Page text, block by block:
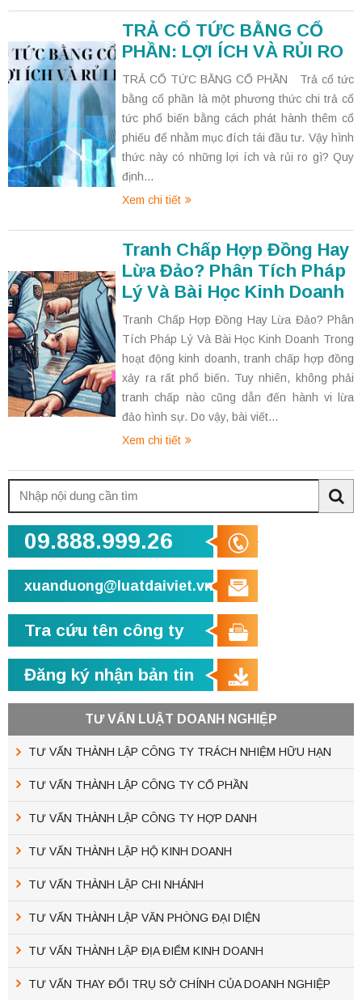
TRẢ CỔ TỨC BẰNG CỔ
PHẦN: LỢI ÍCH VÀ RỦI RO
TRẢ CỔ TỨC BẰNG CỔ PHẦN Trả cổ tức
bằng cổ phần là một phương thức chi trả cổ
tức phổ biến bằng cách phát hành thêm cổ
phiếu để nhằm mục đích tái đầu tư. Vậy hình
thức này có những lợi ích và rủi ro gì? Quy
định...
Xem chi tiết
Tranh Chấp Hợp Đồng Hay
Lừa Đảo? Phân Tích Pháp
Lý Và Bài Học Kinh Doanh
Tranh Chấp Hợp Đồng Hay Lừa Đảo? Phân
Tích Pháp Lý Và Bài Học Kinh Doanh Trong
hoạt động kinh doanh, tranh chấp hợp đồng
xảy ra rất phổ biến. Tuy nhiên, không phải
tranh chấp nào cũng dẫn đến hành vi lừa
đảo hình sự. Do vậy, bài viết...
Xem chi tiết
kiếm:
09.888.999.26
xuanduong@luatdaiviet.vn
Tra cứu tên công ty
Đăng ký nhận bản tin
TƯ VẤN LUẬT DOANH NGHIỆP
TƯ VẤN THÀNH LẬP CÔNG TY TRÁCH NHIỆM HỮU HẠN
TƯ VẤN THÀNH LẬP CÔNG TY CỔ PHẦN
TƯ VẤN THÀNH LẬP CÔNG TY HỢP DANH
TƯ VẤN THÀNH LẬP HỘ KINH DOANH
TƯ VẤN THÀNH LẬP CHI NHÁNH
TƯ VẤN THÀNH LẬP VĂN PHÒNG ĐẠI DIỆN
TƯ VẤN THÀNH LẬP ĐỊA ĐIỂM KINH DOANH
TƯ VẤN THAY ĐỔI TRỤ SỞ CHÍNH CỦA DOANH NGHIỆP